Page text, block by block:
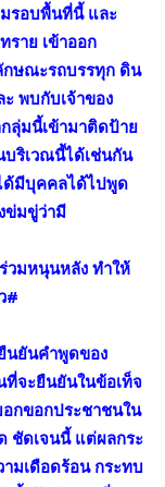
รอบพื้นที่นี้ และ
ราย เข้าออก
ษณะรถบรรทุก ดิน
พบกับเจ้าของ
ลุ่มนี้เข้ามาติดป้าย
บริเวณนี้ได้เช่นกัน
ด้มีบุคคลได้ไปพูด
ข่มขู่ว่ามี
วมหนุนหลัง ทำให้
#
นยันคำพูดของ
จะยืนยันในข้อเท็จ
กขอกประชาชนใน
ชัดเจนนี้ แต่ผลกระ
มเดือดร้อน กระทบ